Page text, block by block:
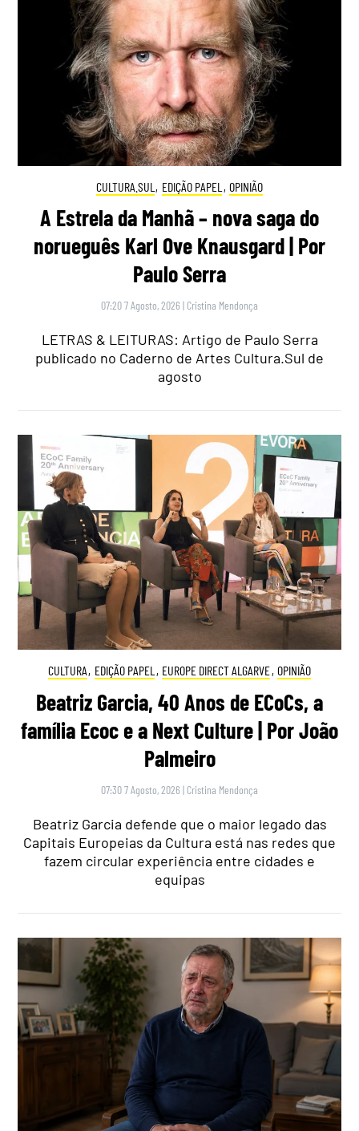
CULTURA.SUL , EDIÇÃO PAPEL , OPINIÃO
A Estrela da Manhã – nova saga do
norueguês Karl Ove Knausgard | Por
Paulo Serra
07:20 7 Agosto, 2026 | Cristina Mendonça
LETRAS & LEITURAS: Artigo de Paulo Serra
publicado no Caderno de Artes Cultura.Sul de
agosto
CULTURA, EDIÇÃO PAPEL , EUROPE DIRECT ALGARVE, OPINIÃO
Beatriz Garcia, 40 Anos de ECoCs, a
família Ecoc e a Next Culture | Por João
Palmeiro
07:30 7 Agosto, 2026 | Cristina Mendonça
Beatriz Garcia defende que o maior legado das
Capitais Europeias da Cultura está nas redes que
fazem circular experiência entre cidades e
equipas